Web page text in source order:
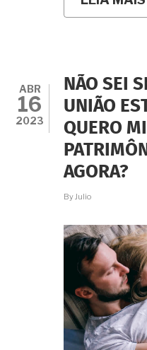
ABR
16
2023
NÃO SEI
UNIÃO
QUERO
AGORA?
ByJulio